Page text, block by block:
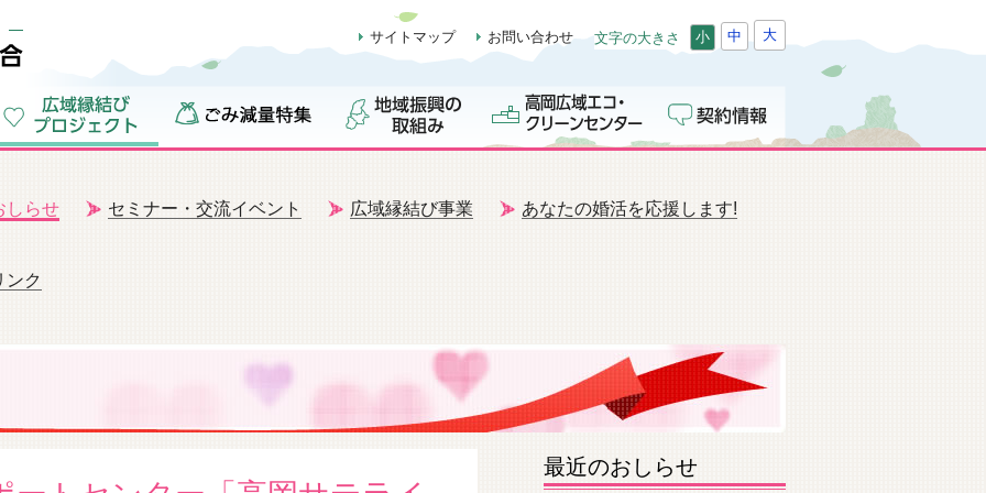
サイトマップ お問い合わせ 文字の大きさ 小 中 大
しらせ セミナー・交流イベント 広域縁結び事業 あなたの婚活を応援します!
ンク
最近のおしらせ